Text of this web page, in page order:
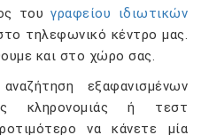
τουγραφείου ιδιωτικών
τηλεφωνικό κέντρο μας.
και στο χώρο σας.
εξαφανισμένων
κληρονομιάς ή τεστ
να κάνετε μία